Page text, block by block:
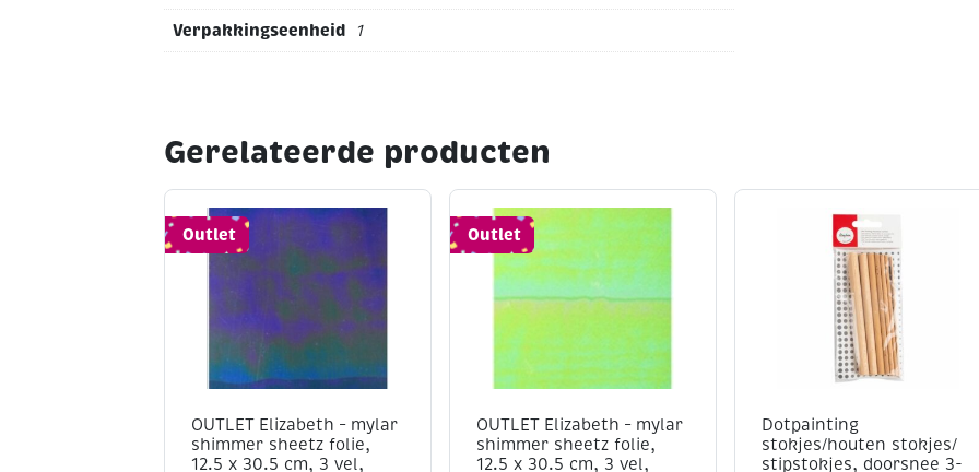
Verpakkingseenheid 1
Gerelateerde producten
Outlet
OUTLET Elizabeth – mylar
shimmer sheetz folie,
12.5 x 30.5 cm, 3 vel,
Outlet
OUTLET Elizabeth – mylar
shimmer sheetz folie,
12.5 x 30.5 cm, 3 vel,
Dotpainting
stokjes/houten stokjes/
stipstokjes, doorsnee 3-